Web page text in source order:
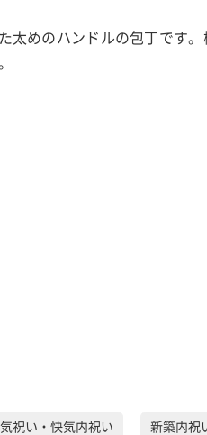
太めのハンドルの包丁です。
祝い・快気内祝い 新築内祝